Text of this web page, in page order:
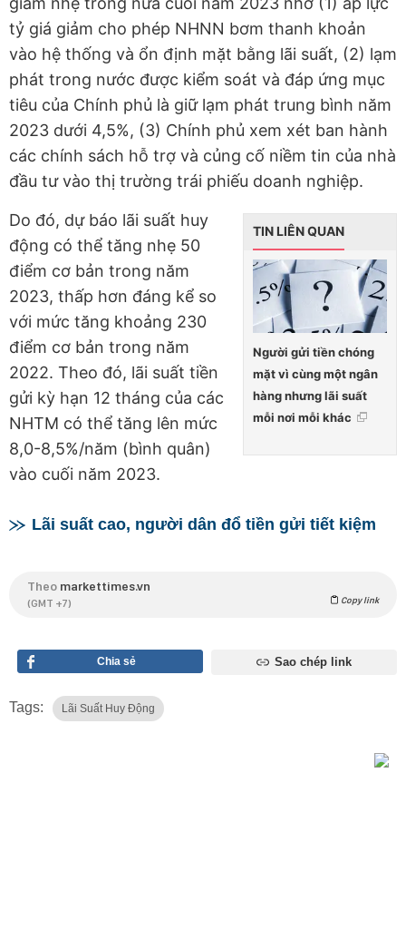
tỷ giá giảm cho phép NHNN bơm thanh khoản
vào hệ thống và ổn định mặt bằng lãi suất, (2) lạm
phát trong nước được kiểm soát và đáp ứng mục
tiêu của Chính phủ là giữ lạm phát trung bình năm
2023 dưới 4,5%, (3) Chính phủ xem xét ban hành
các chính sách hỗ trợ và củng cố niềm tin của nhà
đầu tư vào thị trường trái phiếu doanh nghiệp.
TIN LIÊN QUAN
Người gửi tiền chóng
mặt vì cùng một ngân
hàng nhưng lãi suất
mỗi nơi mỗi khác
Do đó, dự báo lãi suất huy
động có thể tăng nhẹ 50
điểm cơ bản trong năm
2023, thấp hơn đáng kể so
với mức tăng khoảng 230
điểm cơ bản trong năm
2022. Theo đó, lãi suất tiền
gửi kỳ hạn 12 tháng của các
NHTM có thể tăng lên mức
8,0-8,5%/năm (bình quân)
vào cuối năm 2023.
Lãi suất cao, người dân đổ tiền gửi tiết kiệm
Theo markettimes.vn
(GMT +7) Copy link
Chia sẻ Sao chép link
Tags: Lãi Suất Huy Động